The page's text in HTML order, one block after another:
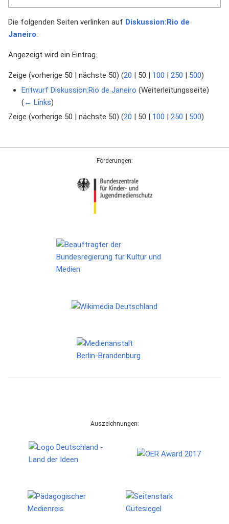
Die folgenden Seiten verlinken auf Diskussion:Rio de
Janeiro:
Angezeigt wird ein Eintrag.
Zeige (vorherige 50 nächste 50) (20 50 100 250 500)
Entwurf Diskussion:Rio de Janeiro (Weiterleitungsseite) ‎
(← Links)
Zeige (vorherige 50 | nächste 50) (20 | 50 | 100 | 250 | 500)
Förderungen:
Auszeichnungen: